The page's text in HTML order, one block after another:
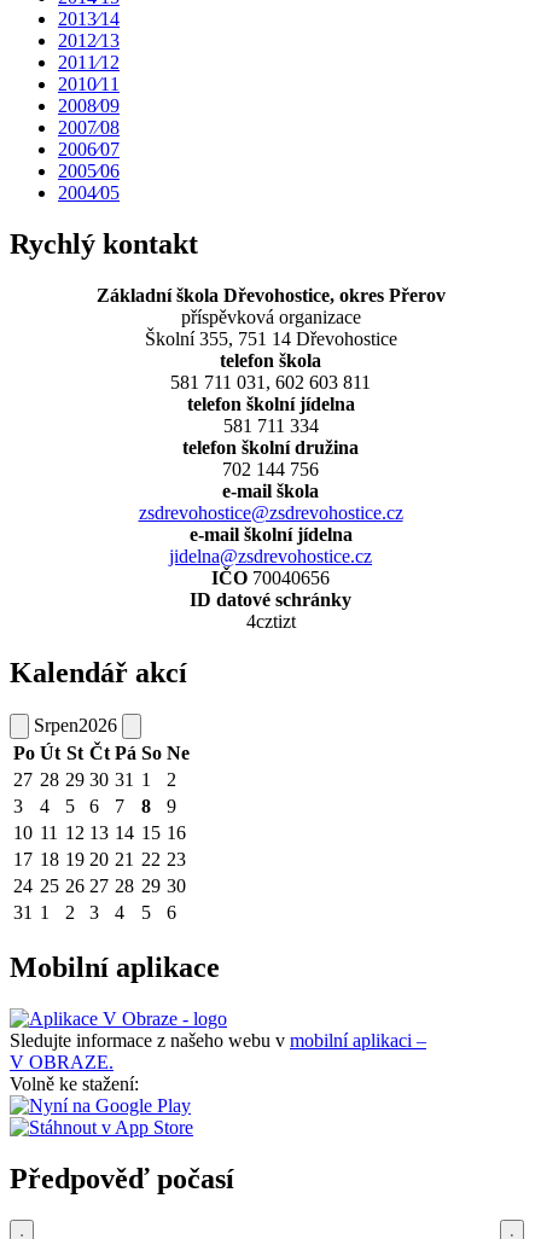
2013⁄14
2012⁄13
2011⁄12
2010⁄11
2008⁄09
2007⁄08
2006⁄07
2005⁄06
2004⁄05
Rychlý kontakt
Základní škola Dřevohostice, okres Přerov
příspěvková organizace
Školní 355, 751 14 Dřevohostice
telefon škola
581 711 031, 602 603 811
telefon školní jídelna
581 711 334
telefon školní družina
702 144 756
e-mail škola
zsdrevohostice@zsdrevohostice.cz
e-mail školní jídelna
jidelna@zsdrevohostice.cz
IČO 70040656
ID datové schránky
4cztizt
Kalendář akcí
Srpen2026
Po Út St Čt Pá So Ne
27 28 29 30 31 1
2
3
4 5 6 7 8
9
10 11 12 13 14 15 16
17 18 19 20 21 22 23
24 25 26 27 28 29 30
31 1 2 3 4 5 6
Mobilní aplikace
Sledujte informace z našeho webu v mobilní aplikaci –
V OBRAZE.
Volně ke stažení:
Předpověď počasí